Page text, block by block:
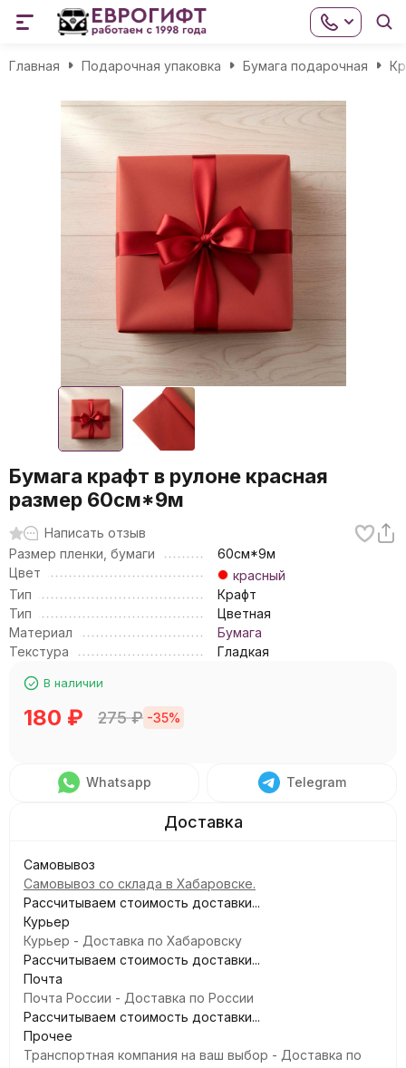
Главная Подарочная упаковка Бумага подарочная
Бумага крафт в рулоне красная
размер 60см*9м
Написать отзыв
Размер пленки, бумаги
60см*9м
Цвет
красный
Тип
Крафт
Тип
Цветная
Материал
Бумага
Текстура
Гладкая
В наличии
180 ₽ 275₽ -35%
Whatsapp Telegram
Самовывоз
Самовывоз со склада в Хабаровске.
Рассчитываем стоимость доставки...
Курьер
Курьер - Доставка по Хабаровску
Рассчитываем стоимость доставки...
Почта
Почта России - Доставка по России
Рассчитываем стоимость доставки...
Прочее
Транспортная компания на ваш выбор - Доставка по